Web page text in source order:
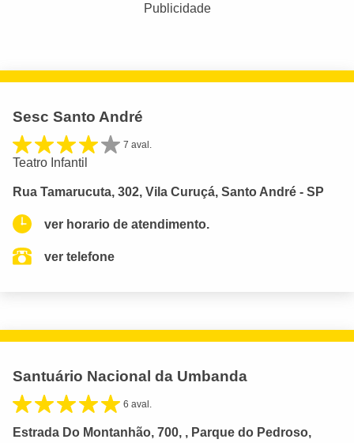
Publicidade
Sesc Santo André
7 aval.
Teatro Infantil
Rua Tamarucuta, 302, Vila Curuçá, Santo André - SP
ver horario de atendimento.
ver telefone
Santuário Nacional da Umbanda
6 aval.
Estrada Do Montanhão, 700, , Parque do Pedroso,